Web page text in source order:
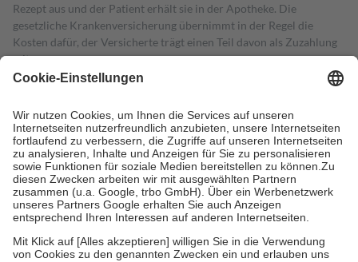
Rezept aus und der Patient erhält sie in der Apotheke. Die
gesetzliche Krankenversicherung übernimmt in der Regel die
Kosten dafür, der Versicherte trägt einen Teil davon als Zuzahlung
mit.
Grundsätzlich leisten Mitglieder Zuzahlungen in Höhe von zehn
höchstens zehn Euro.
Es sind jedoch nie mehr als die tatsächlichen
Kosten der Leistung zu entrichten.
Diese Regeln gelten grundsätzlich auch für Online-Apotheken.
Bei Heilmitteln und häuslicher Krankenpflege beträgt die
Zuzahlung zehn Prozent der Kosten sowie zehn Euro je
Verordnung.
Um das Engagement der Versicherten für ihre eigene Gesundheit zu
stärken und die besondere Stellung der Familie zu unterstützen,
fallenkeine Zuzahlungenan bei: